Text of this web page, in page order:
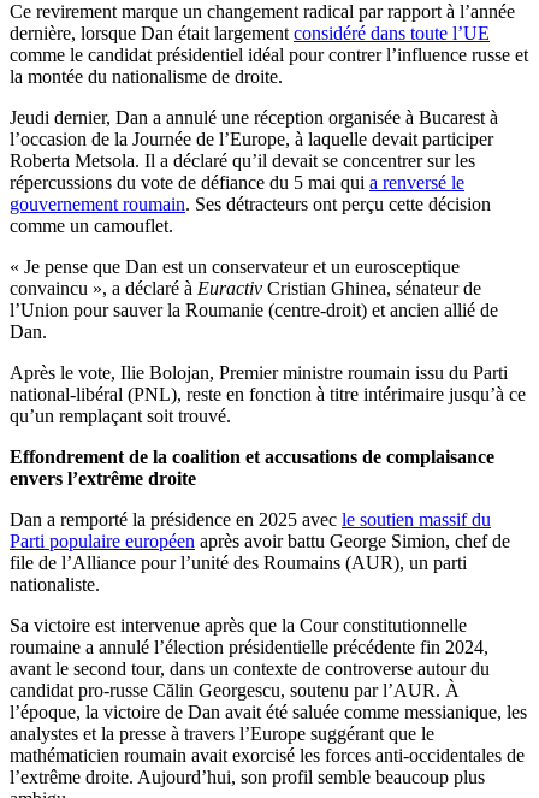
Ce revirement marque un changement radical par rapport à l’année
dernière, lorsque Dan était largement considéré dans toute l’UE
comme le candidat présidentiel idéal pour contrer l’influence russe et
la montée du nationalisme de droite.
Jeudi dernier, Dan a annulé une réception organisée à Bucarest à
l’occasion de la Journée de l’Europe, à laquelle devait participer
Roberta Metsola. Il a déclaré qu’il devait se concentrer sur les
répercussions du vote de défiance du 5 mai qui a renversé le
gouvernement roumain. Ses détracteurs ont perçu cette décision
comme un camouflet.
« Je pense que Dan est un conservateur et un eurosceptique
convaincu », a déclaré à Euractiv Cristian Ghinea, sénateur de
l’Union pour sauver la Roumanie (centre-droit) et ancien allié de
Dan.
Après le vote, Ilie Bolojan, Premier ministre roumain issu du Parti
national-libéral (PNL), reste en fonction à titre intérimaire jusqu’à ce
qu’un remplaçant soit trouvé.
Effondrement de la coalition et accusations de complaisance
envers l’extrême droite
Dan a remporté la présidence en 2025 avec le soutien massif du
Parti populaire européen après avoir battu George Simion, chef de
file de l’Alliance pour l’unité des Roumains (AUR), un parti
nationaliste.
Sa victoire est intervenue après que la Cour constitutionnelle
roumaine a annulé l’élection présidentielle précédente fin 2024,
avant le second tour, dans un contexte de controverse autour du
candidat pro-russe Călin Georgescu, soutenu par l’AUR. À
l’époque, la victoire de Dan avait été saluée comme messianique, les
analystes et la presse à travers l’Europe suggérant que le
mathématicien roumain avait exorcisé les forces anti-occidentales de
l’extrême droite. Aujourd’hui, son profil semble beaucoup plus